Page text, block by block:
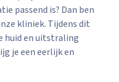
passend is? Dan ben
kliniek. Tijdens dit
huid en uitstraling
je een eerlijk en